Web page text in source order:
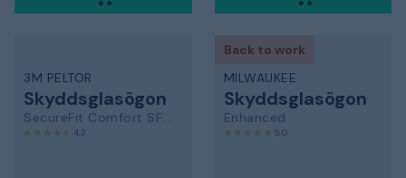
3M PELTOR
Skyddsglasögon
SecureFit Comfort SF401AF
4,3
Back to work
MILWAUKEE
Skyddsglasögon
Enhanced
5,0